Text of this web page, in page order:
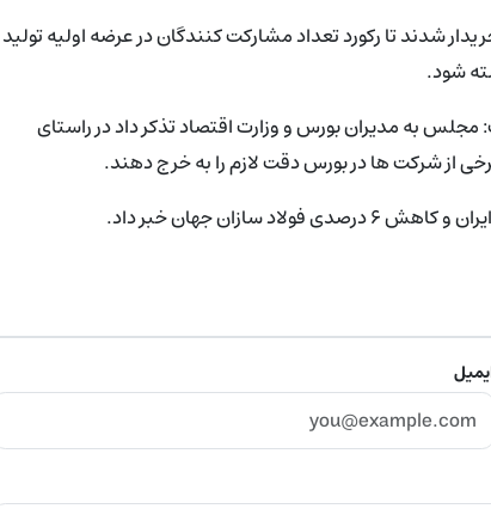
و 222 هزار و 436 کد معاملاتی نفر خریدار شدند تا رکورد تعداد مشارکت کنندگان در عرضه اولیه تولید
به مدیران بورس و وزارت اقتصاد تذکر داد در راستای
از شرکت ها در بورس دقت لازم را به خرج دهند.